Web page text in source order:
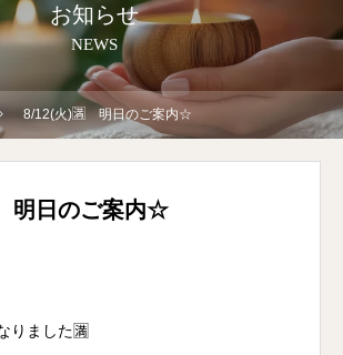
お知らせ
NEWS
8/12(火)🈵 明日のご案内☆
明日のご案内☆
りました🈵